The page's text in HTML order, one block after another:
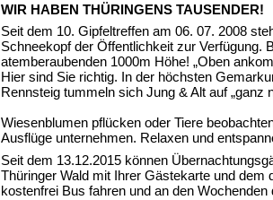
WIR HABEN THÜRINGENS TAUSENDER!
Seit dem 10. Gipfeltreffen am 06. 07. 2008
Schneekopf der Öffentlichkeit zur Verfügung.
atemberaubenden 1000m Höhe! „Oben
Hier sind Sie richtig. In der höchsten
Rennsteig tummeln sich Jung & Alt auf „ganz
Wiesenblumen pflücken oder Tiere
Ausflüge unternehmen. Relaxen und
Seit dem 13.12.2015 können
Thüringer Wald mit Ihrer Gästekarte und dem
kostenfrei Bus fahren und an den